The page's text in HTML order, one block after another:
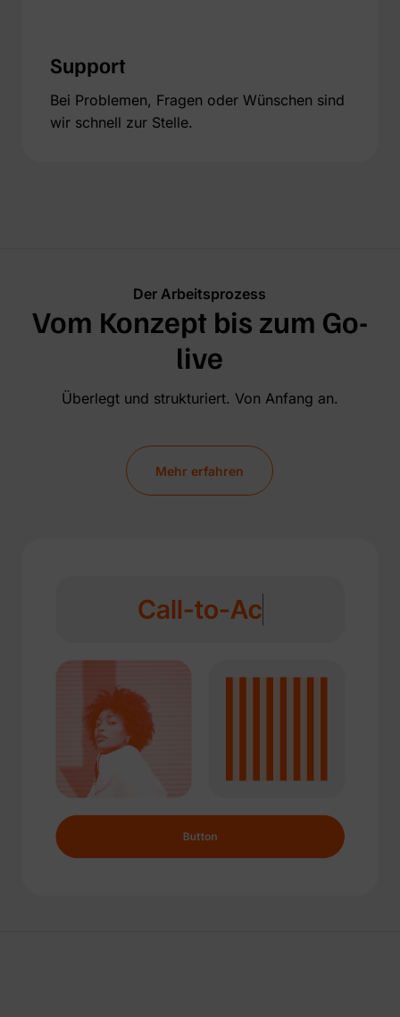
Support
Bei Problemen, Fragen oder Wünschen sind
wir schnell zur Stelle.
Der Arbeitsprozess
Vom Konzept bis zum Go-
live
Überlegt und strukturiert. Von Anfang an.
Mehr erfahren